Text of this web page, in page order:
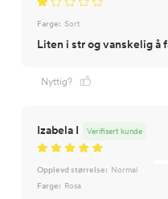
Farge: Sort
Liten i str og vanskelig å
Nyttig?
Izabela I Verifisert kunde
Opplevd størrelse: Normal
Farge: Rosa